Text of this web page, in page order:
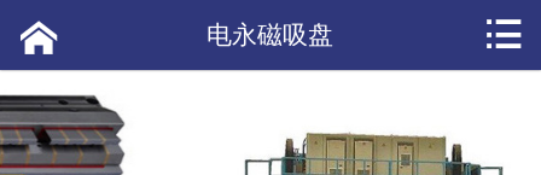
应用案例
电永磁吸盘 
